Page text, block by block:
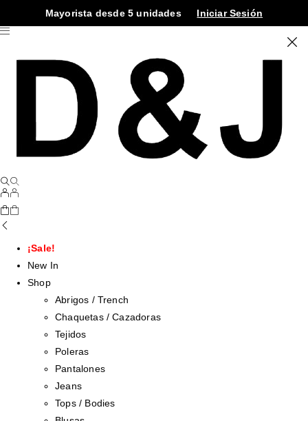
Mayorista desde 5 unidades Iniciar Sesión
¡Sale!
New In
Shop
Abrigos / Trench
Chaquetas / Cazadoras
Tejidos
Poleras
Pantalones
Jeans
Tops / Bodies